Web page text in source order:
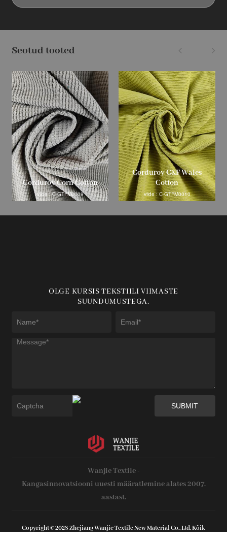
Seotud tooted
Corduroy Corn Cotton
viide : C-GTFM0009
Corduroy C&F Wales
Cotton
viide : C-GTFM0010
OLGE KURSIS TEKSTIILI VIIMASTE
SUUNDUMUSTEGA.
Wanjie Textile -
Kangasinnovatsiooni uuesti määratlemine alates 2007.
aastast.
Copyright © 2028 Zhejiang Wanjie Textile New Material Co., Ltd. Kõik